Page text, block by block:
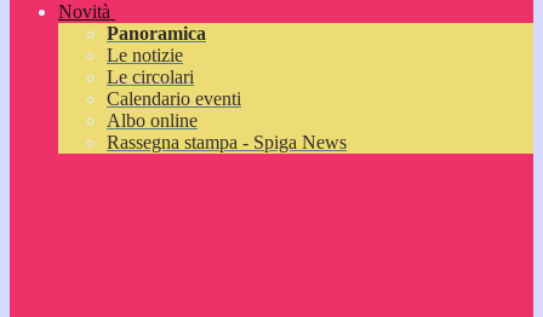
Novità
Panoramica
Le notizie
Le circolari
Calendario eventi
Albo online
Rassegna stampa - Spiga News